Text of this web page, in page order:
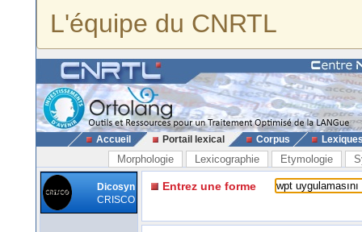
L'équipe du CNRTL
Accueil Portail lexical Corpus
Morphologie Lexicographie Etymologie
Dicosyn
CRISCO
Entrez une forme